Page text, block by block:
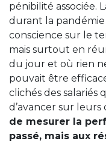
pénibilité associée.
durant la pandémie
conscience sur le
mais surtout en
du jour et où rien
pouvait être
clichés des
d’avancer sur leurs
de mesurer la
passé, mais aux